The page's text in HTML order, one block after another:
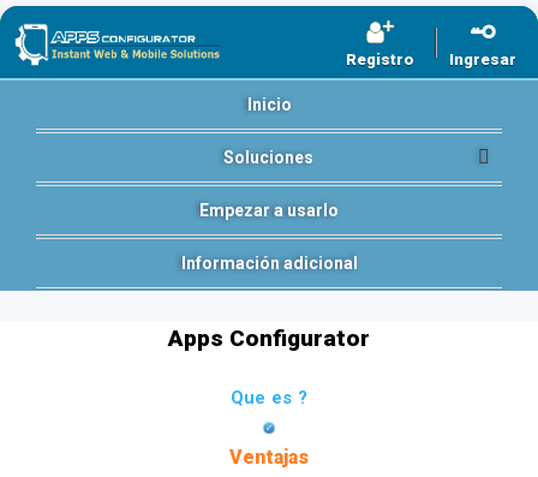
Registro Ingresar
Inicio
Soluciones
Empezar a usarlo
Información adicional
Apps Configurator
Que es ?
Ventajas